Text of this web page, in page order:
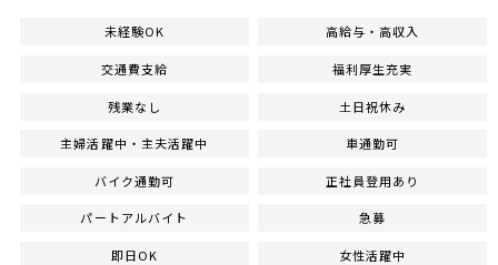
未経験OK 高給与・高収入
交通費支給 福利厚生充実
残業なし 土日祝休み
主婦活躍中・主夫活躍中 車通勤可
バイク通勤可 正社員登用あり
パートアルバイト 急募
即日OK 女性活躍中